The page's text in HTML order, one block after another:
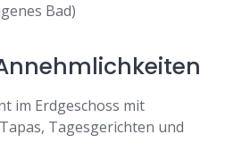
Bad)
im Erdgeschoss mit
Tagesgerichten und